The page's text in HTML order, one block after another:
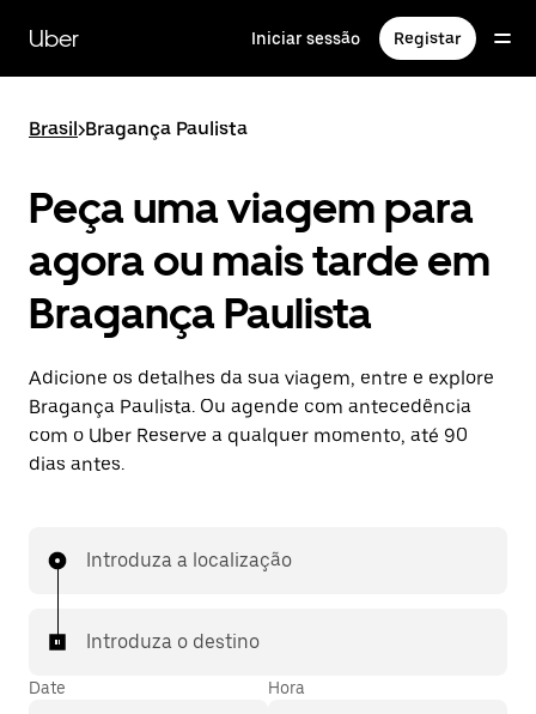
para
conteúdo
Uber Iniciar sessão Registar
Brasil>Bragança Paulista
Peça uma viagem para
agora ou mais tarde em
Bragança Paulista
Adicione os detalhes da sua viagem, entre e explore
Bragança Paulista. Ou agende com antecedência
com o Uber Reserve a qualquer momento, até 90
dias antes.
Introduza a localização
Introduza o destino
Date Hora